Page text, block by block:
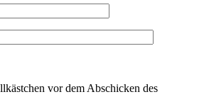
vor dem Abschicken des